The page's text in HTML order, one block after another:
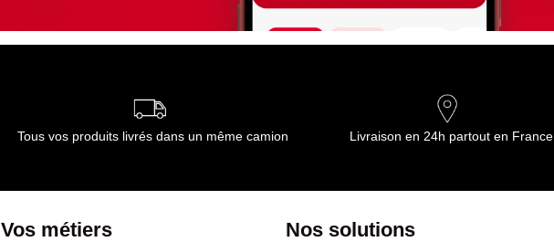
Tous vos produits livrés dans un même camion Livraison en 24h partout en France
Vos métiers Nos solutions